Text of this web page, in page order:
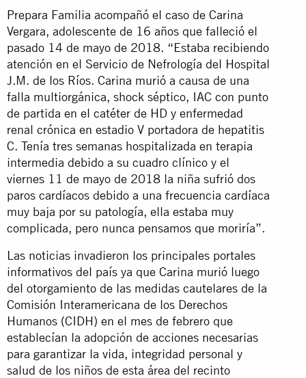
Prepara Familia acompañó el caso de Carina
Vergara, adolescente de 16 años que falleció el
pasado 14 de mayo de 2018. “Estaba recibiendo
atención en el Servicio de Nefrología del Hospital
J.M. de los Ríos. Carina murió a causa de una
falla multiorgánica, shock séptico, IAC con punto
de partida en el catéter de HD y enfermedad
renal crónica en estadio V portadora de hepatitis
C. Tenía tres semanas hospitalizada en terapia
intermedia debido a su cuadro clínico y el
viernes 11 de mayo de 2018 la niña sufrió dos
paros cardíacos debido a una frecuencia cardíaca
muy baja por su patología, ella estaba muy
complicada, pero nunca pensamos que moriría”.
Las noticias invadieron los principales portales
informativos del país ya que Carina murió luego
del otorgamiento de las medidas cautelares de la
Comisión Interamericana de los Derechos
Humanos (CIDH) en el mes de febrero que
establecían la adopción de acciones necesarias
para garantizar la vida, integridad personal y
salud de los niños de esta área del recinto